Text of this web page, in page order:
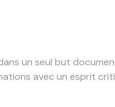
un seul but
avec un esprit